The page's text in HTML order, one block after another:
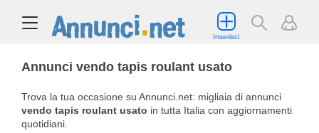
Inserisci
Annunci vendo tapis roulant usato
Trova la tua occasione su Annunci.net: migliaia di annunci
vendo tapis roulant usato in tutta Italia con aggiornamenti
quotidiani.